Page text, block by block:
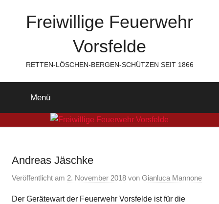
Freiwillige Feuerwehr
Vorsfelde
RETTEN-LÖSCHEN-BERGEN-SCHÜTZEN SEIT 1866
Menü
Andreas Jäschke
Veröffentlicht am 2. November 2018 von Gianluca Mannone
Der Gerätewart der Feuerwehr Vorsfelde ist für die